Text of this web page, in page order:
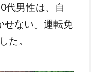
代男性は、自
せない。運転免
た。